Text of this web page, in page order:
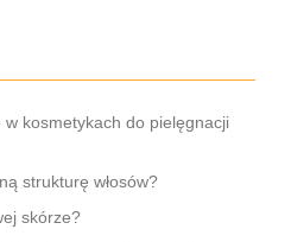
w kosmetykach do pielęgnacji
strukturę włosów?
skórze?